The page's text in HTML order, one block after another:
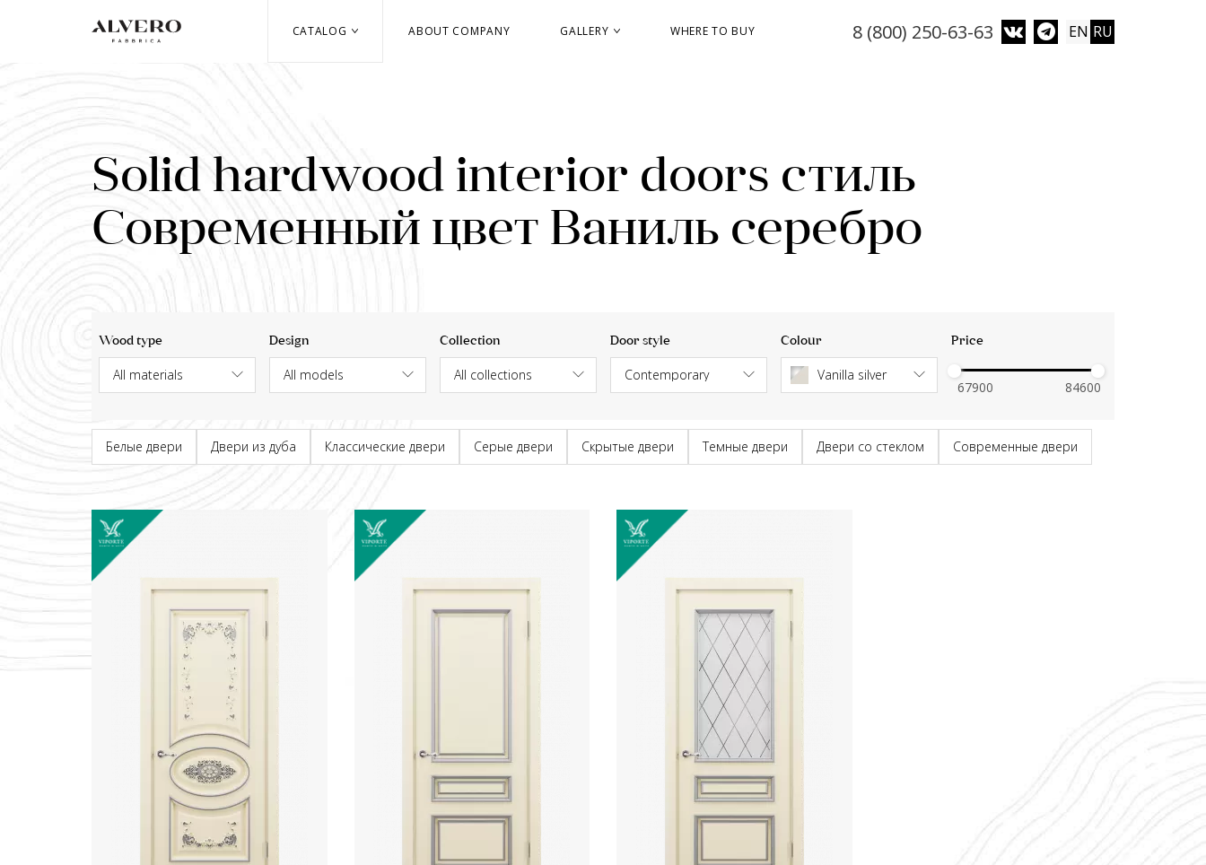
8 (800) 250-63-63 EN RU
CATALOG ABOUT COMPANY GALLERY WHERE TO BUY
Solid hardwood interior doors стиль
Современный цвет Ваниль серебро
Wood type Design Collection Door style Colour
Vanilla silver
Price
Белые двери Двери из дуба Классические двери Серые двери Скрытые двери Темные двери Двери со стеклом Современные двери